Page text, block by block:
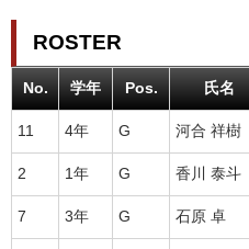
ROSTER
No. 学年 Pos. 氏名
11 4年 G 河合 祥樹
2 1年 G 香川 泰斗
7 3年 G 石原 卓